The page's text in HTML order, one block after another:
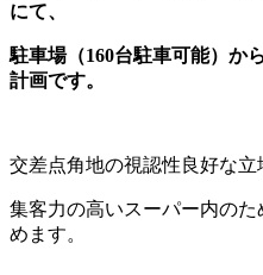
にて、
駐車場（160台駐車可能）か
計画です。
交差点角地の視認性良好な立
集客力の高いスーパー内の
めます。